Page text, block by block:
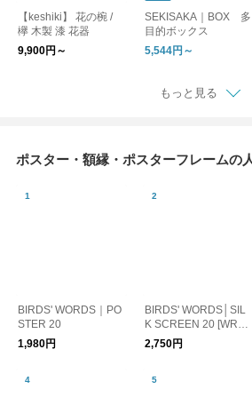
【keshiki】 花の椀 /
欅 木製 漆 花器
9,900円～
SEKISAKA｜BOX 多
目的ボックス
5,544円～
もっと見る
ポスター・額縁・ポスターフレームの
BIRDS' WORDS｜PO
STER 20
1,980円
BIRDS' WORDS│SIL
K SCREEN 20 [WREA
TH]
2,750円